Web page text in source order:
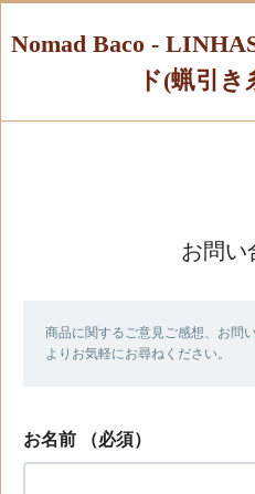
Nomad Baco -
ド(蝋引
お問い
商品に関するご意見ご感想、お問
よりお気軽にお尋ねください。
お名前 （必須）